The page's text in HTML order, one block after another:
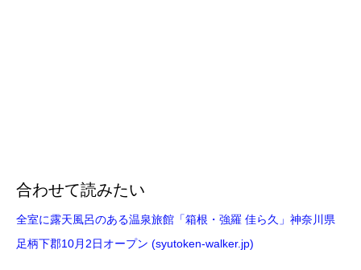
合わせて読みたい
全室に露天風呂のある温泉旅館「箱根・強羅 佳ら久」神奈川県
足柄下郡10月2日オープン (syutoken-walker.jp)